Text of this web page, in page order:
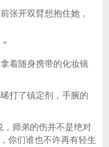
张开双臂想抱住她，
”
着随身携带的化妆镜
打了镇定剂，手腕的
，师弟的伤并不是绝对
你们谁也不许再有轻生